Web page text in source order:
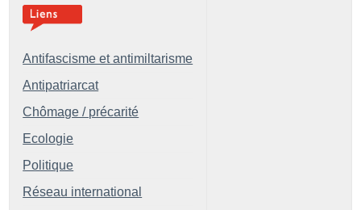
Antifascisme et antimiltarisme
Antipatriarcat
Chômage / précarité
Ecologie
Politique
Réseau international